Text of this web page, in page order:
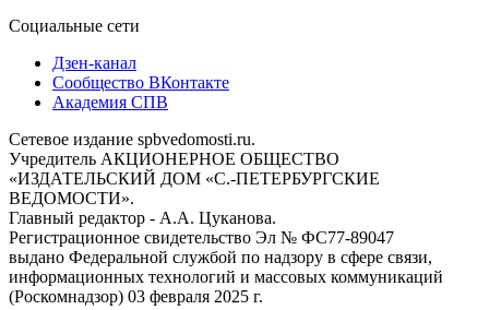
Социальные сети
Дзен-канал
Сообщество ВКонтакте
Академия СПВ
Сетевое издание spbvedomosti.ru.
Учредитель АКЦИОНЕРНОЕ ОБЩЕСТВО
«ИЗДАТЕЛЬСКИЙ ДОМ «С.-ПЕТЕРБУРГСКИЕ
ВЕДОМОСТИ».
Главный редактор - А.А. Цуканова.
Регистрационное свидетельство Эл № ФС77-89047
выдано Федеральной службой по надзору в сфере связи,
информационных технологий и массовых коммуникаций
(Роскомнадзор) 03 февраля 2025 г.